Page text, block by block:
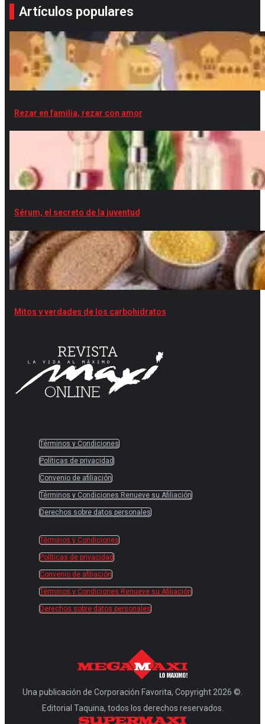
Artículos populares
Rezar en familia, rezar con amor
Sérum, el secreto de la juventud
Mitos y verdades de los carbohidratos
Términos y Condiciones
Políticas de privacidad
Convenio de afiliación
Términos y Condiciones Renueve su Afiliación
Derechos sobre datos personales
Términos y Condiciones
Políticas de privacidad
Convenio de afiliación
Términos y Condiciones Renueve su Afiliación
Derechos sobre datos personales
Una publicación de Corporación Favorita, Copyright 2026 ©.
Editorial Taquina, todos los derechos reservados.